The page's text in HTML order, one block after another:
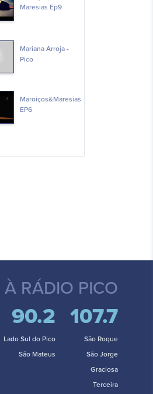
Maresias Ep9
Mariana Arroja -
Pico
Maroiços&Maresias
EP6
À RÁDIO PICO
90.2
Lado Sul do Pico
São Mateus
107.7
São Roque
São Jorge
Graciosa
Terceira